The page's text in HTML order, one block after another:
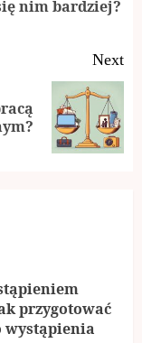
nim bardziej?
Next
przygotować
wystąpienia